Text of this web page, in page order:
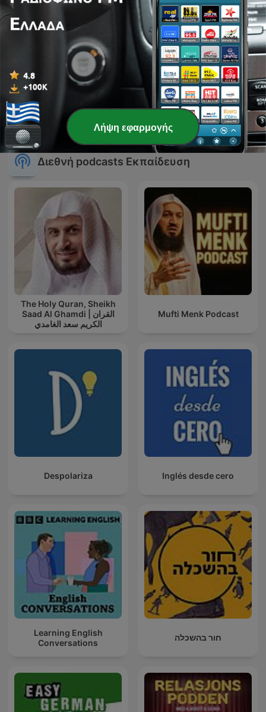
Nadia Talks Wellness Ideas para Vivir Mejor
Διεθνή podcasts Εκπαίδευση
The Holy Quran, Sheikh
Saad Al Ghamdi | القران
الكريم سعد الغامدي
Mufti Menk Podcast
Despolariza Inglés desde cero
Learning English
Conversations
חור בהשכלה
Λήψη εφαρμογής